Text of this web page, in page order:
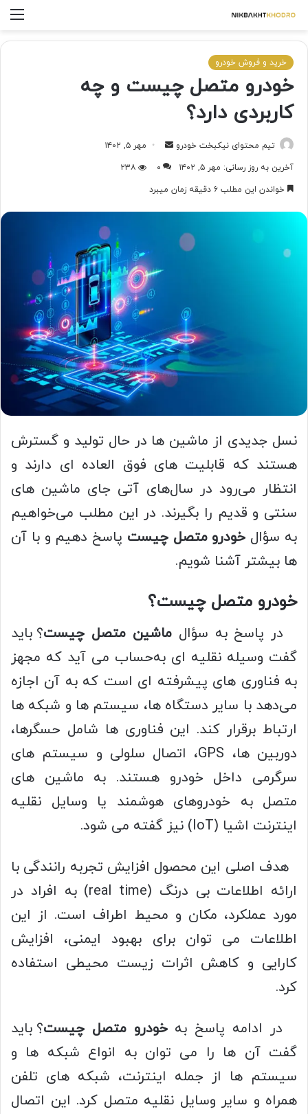
خرید و فروش خودرو
خودرو متصل چیست و چه
کاربردی دارد؟
تیم محتوای نیکبخت خودرو
مهر ۵, ۱۴۰۲
آخرین به روز رسانی: مهر ۵, ۱۴۰۲
۰
۲۳۸
خواندن این مطلب ۶ دقیقه زمان میبرد
نسل جدیدی از ماشین‌ ها در حال تولید و گسترش
هستند که قابلیت‌ های فوق‌ العاده‌ ای دارند و
انتظار می‌رود در سال‌های آتی جای ماشین‌ های
سنتی و قدیم را بگیرند. در این مطلب می‌خواهیم
به سؤال خودرو متصل چیست پاسخ دهیم و با آن‌
ها بیشتر آشنا شویم.
خودرو متصل چیست؟
در پاسخ به سؤالماشین متصل چیست؟ باید
گفت وسیله نقلیه‌ ای به‌حساب می‌ آید که مجهز
به فناوری‌ های پیشرفته‌ ای است که به آن اجازه
می‌دهد با سایر دستگاه‌ ها، سیستم‌ ها و شبکه‌ ها
ارتباط برقرار کند. این فناوری‌ ها شامل حسگرها،
دوربین‌ ها، GPS، اتصال سلولی و سیستم‌ های
سرگرمی داخل خودرو هستند. به ماشین‌ های
متصل به خودروهای هوشمند یا وسایل نقلیه
اینترنت اشیا (IoT) نیز گفته می‌ شود.
هدف اصلی این محصول افزایش تجربه رانندگی با
ارائه اطلاعات بی‌ درنگ (real time) به افراد در
مورد عملکرد، مکان و محیط اطراف است. از این
اطلاعات می‌ توان برای بهبود ایمنی، افزایش
کارایی و کاهش اثرات زیست‌ محیطی استفاده
کرد.
در ادامه پاسخ بهخودرو متصل چیست؟ باید
گفت آن‌ ها را می‌ توان به انواع شبکه‌ ها و
سیستم‌ ها از جمله اینترنت، شبکه‌ های تلفن
همراه و سایر وسایل نقلیه متصل کرد. این اتصال